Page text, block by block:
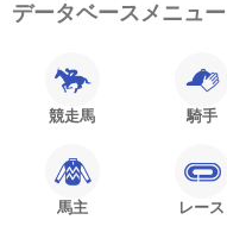
データベースメニュー
競走馬 騎手
馬主 レース